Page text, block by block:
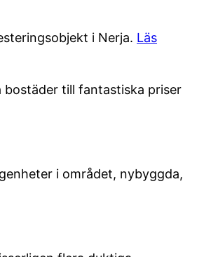
i Nerja. Läs
till fantastiska priser
i området, nybyggda,